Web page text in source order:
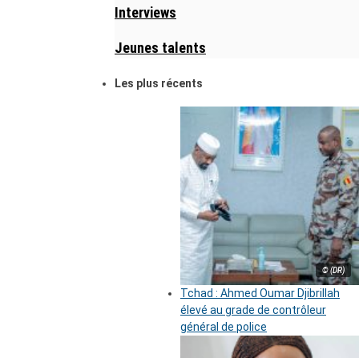
Interviews
Jeunes talents
Les plus récents
© (DR)
Tchad : Ahmed Oumar Djibrillah
élevé au grade de contrôleur
général de police